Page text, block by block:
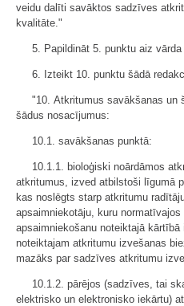
veidu dalīti savāktos sadzīves
kvalitāte."
5. Papildināt 5. punktu aiz
6. Izteikt 10. punktu šādā
"10. Atkritumus savākšanas un
šādus nosacījumus:
10.1. savākšanas punktā:
10.1.1. bioloģiski noārdāmos
atkritumus, izved atbilstoši līgumā
kas noslēgts starp atkritumu
apsaimniekotāju, kuru
apsaimniekošanu noteiktajā kārtībā
noteiktajam atkritumu izvešanas
mazāks par sadzīves atkritumu
10.1.2. pārējos (sadzīves, tai
elektrisko un elektronisko iekārtu)